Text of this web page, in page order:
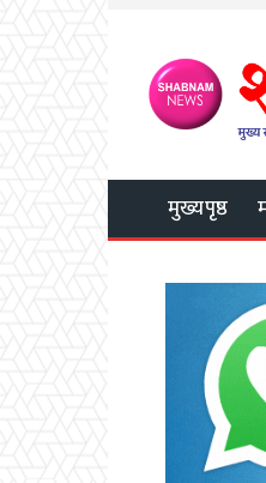
मुख्यपृष्ठ